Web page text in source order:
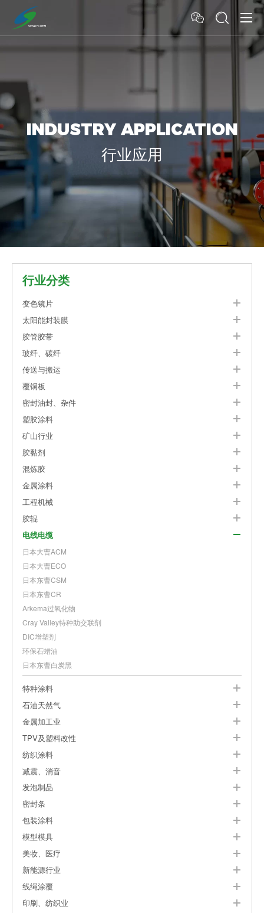
INDUSTRY APPLICATION
行业应用
行业分类
变色镜片
太阳能封装膜
胶管胶带
玻纤、碳纤
传送与搬运
覆铜板
密封油封、杂件
塑胶涂料
矿山行业
胶黏剂
混炼胶
金属涂料
工程机械
胶辊
电线电缆
日本大曹ACM
日本大曹ECO
日本东曹CSM
日本东曹CR
Arkema过氧化物
Cray Valley特种助交联剂
DIC增塑剂
环保石蜡油
日本东曹白炭黑
特种涂料
石油天然气
金属加工业
TPV及塑料改性
纺织涂料
减震、消音
发泡制品
密封条
包装涂料
模型模具
美妆、医疗
新能源行业
线绳涂覆
印刷、纺织业